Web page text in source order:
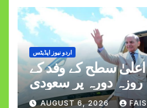
اردو نیوز اپڈیٹس
اعلیٰ سطح کے وفد کے
دورہ پر سعودی
عرب روانہ
AUGUST 6, 2026